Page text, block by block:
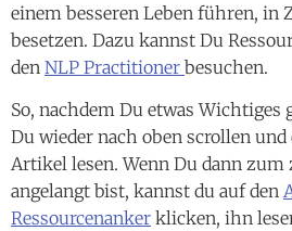
einem besseren Leben führen, in
besetzen. Dazu kannst Du
den NLP Practitioner besuchen.
So, nachdem Du etwas
Du wieder nach oben scrollen
Artikel lesen. Wenn Du dann
angelangt bist, kannst du auf den
Ressourcenanker klicken, ihn